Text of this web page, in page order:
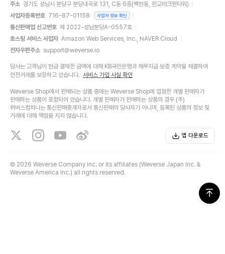
주소 경기도 성남시 분당구 분당내곡로 131, C동 6층(백현동, 판교테크원타워)
사업자등록번호 716-87-01158 사업자 정보 확인
통신판매업 신고번호 제 2022-성남분당A-0557호
호스팅 서비스 사업자 Amazon Web Services, Inc., NAVER Cloud
전자우편주소 support@weverse.io
당사는 고객님이 현금 결제한 금액에 대해 KB국민은행과 채무지급 보증 계약을 체결하여
안전거래를 보장하고 있습니다. 서비스 가입 사실 확인
Weverse Shop에서 판매되는 상품 중에는 Weverse Shop에 입점한 개별 판매자가
판매하는 상품이 포함되어 있습니다. 개별 판매자가 판매하는 상품의 경우 (주)
위버스컴퍼니는 통신판매중개자로서 통신판매의 당사자가 아니며, 등록된 상품의 정보 및
거래에 대해 책임을 지지 않습니다.
앱 다운로드
© 2026 Weverse Company Inc. or its affiliates (Weverse Japan Inc. &
Weverse America Inc.) all rights reserved.